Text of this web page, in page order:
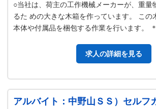
○当社は、荷主の工作機械メーカーが、重量
るた めの大きな木箱を作っています。 この
本体や付属品を梱包する作業を行います。
求人の詳細を見る
アルバイト：中野山ＳＳ）セルフ